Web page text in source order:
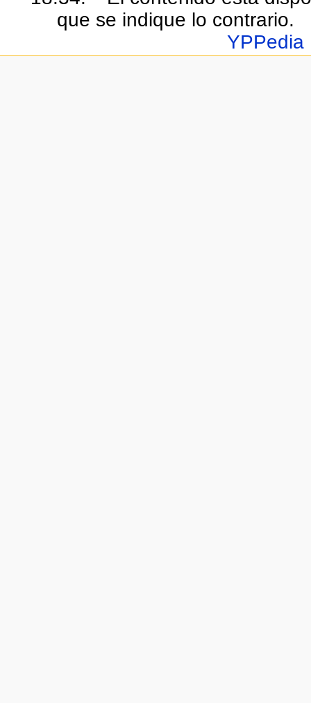
que se indique lo contrario.
YPPedia